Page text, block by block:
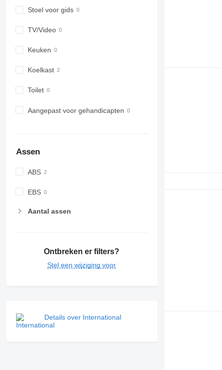
Stoel voor gids
TV/Video
Keuken
Koelkast
Toilet
Aangepast voor gehandicapten
Assen
ABS
EBS
Aantal assen
Ontbreken er filters?
Stel een wijziging voor
Details over International